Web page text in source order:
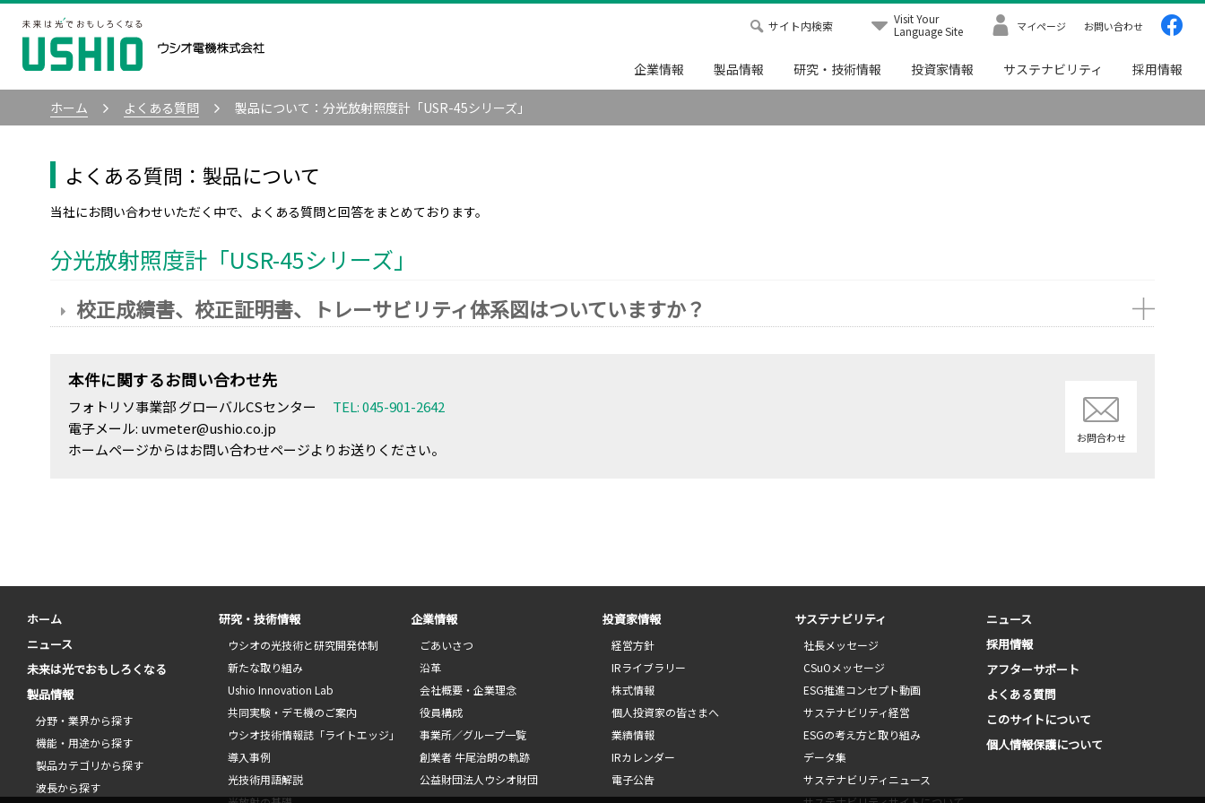
サイト内検索
Visit Your
Language Site
マイページ お問い合わせ
企業情報 製品情報 研究・技術情報 投資家情報 サステナビリティ 採用情報
ホーム よくある質問 製品について： 分光放射照度計「USR-45シリーズ」
よくある質問：製品について
当社にお問い合わせいただく中で、よくある質問と回答をまとめております。
分光放射照度計「USR-45シリーズ」
校正成績書、校正証明書、トレーサビリティ体系図はついていますか？
本件に関するお問い合わせ先
フォトリソ事業部 グローバルCSセンター TEL:045-901-2642
電子メール: uvmeter@ushio.co.jp
ホームページからはお問い合わせページよりお送りください。
お問合わせ
ホーム
ニュース
未来は光でおもしろくなる
製品情報
分野・業界から探す
機能・用途から探す
製品カテゴリから探す
波長から探す
研究・技術情報
ウシオの光技術と研究開発体制
新たな取り組み
Ushio Innovation Lab
共同実験・デモ機のご案内
ウシオ技術情報誌「ライトエッジ」
導入事例
光技術用語解説
企業情報
ごあいさつ
沿革
会社概要・企業理念
役員構成
事業所／グループ一覧
創業者 牛尾治朗の軌跡
公益財団法人ウシオ財団
投資家情報
経営方針
IRライブラリー
株式情報
個人投資家の皆さまへ
業績情報
IRカレンダー
電子公告
サステナビリティ
社長メッセージ
CSuOメッセージ
ESG推進コンセプト動画
サステナビリティ経営
ESGの考え方と取り組み
データ集
サステナビリティニュース
ニュース
採用情報
アフターサポート
よくある質問
このサイトについて
個人情報保護について